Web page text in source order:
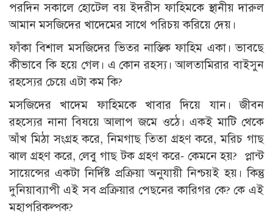
পরদিন সকালে হোটেল বয় ইদরীস ফাহিমকে স্থানীয় দারুল
আমান মসজিদের খাদেমের সাথে পরিচয় করিয়ে দেয়।
ফাঁকা বিশাল মসজিদের ভিতর নাস্তিক ফাহিম একা। ভাবছে
কীভাবে কি হয়ে গেল। এ কোন রহস্য। আলতামিরার বাইসুন
রহস্যের চেয়ে এটা কম কি?
মসজিদের খাদেম ফাহিমকে খাবার দিয়ে যান। জীবন
রহস্যের নানা বিষয়ে আলাপ জমে ওঠে। একই মাটি থেকে
আঁখ মিঠা সংগ্রহ করে, নিমগাছ তিতা গ্রহণ করে, মরিচ গাছ
ঝাল গ্রহণ করে, লেবু গাছ টক গ্রহণ করে- কেমনে হয়? প্লান্ট
সায়েন্সের একটা নির্দিষ্ট প্রক্রিয়া অনুযায়ী নিশ্চয়ই হয়। কিন্তু
দুনিয়াব্যাপী এই সব প্রক্রিয়ার পেছনের কারিগর কে? কে এই
মহাপরিকল্পক?